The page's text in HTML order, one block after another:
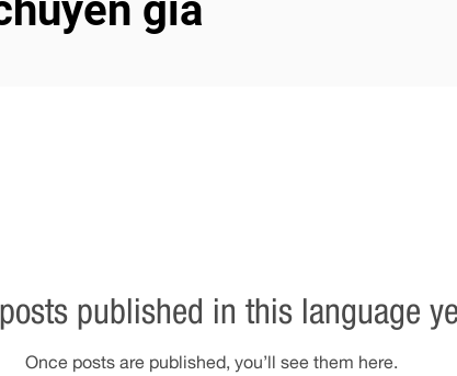
published in this language
Once posts are published, you’ll see them here.